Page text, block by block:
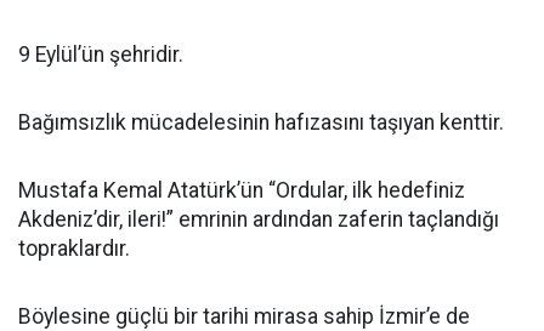
9 Eylül’ün şehridir.
Bağımsızlık mücadelesinin hafızasını taşıyan kenttir.
Mustafa Kemal Atatürk’ün “Ordular, ilk hedefiniz
Akdeniz’dir, ileri!” emrinin ardından zaferin taçlandığı
topraklardır.
Böylesine güçlü bir tarihi mirasa sahip İzmir’e de